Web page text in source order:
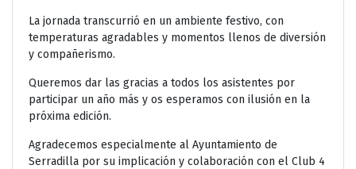
La jornada transcurrió en un ambiente festivo, con
temperaturas agradables y momentos llenos de diversión
y compañerismo.
Queremos dar las gracias a todos los asistentes por
participar un año más y os esperamos con ilusión en la
próxima edición.
Agradecemos especialmente al Ayuntamiento de
Serradilla por su implicación y colaboración con el Club 4